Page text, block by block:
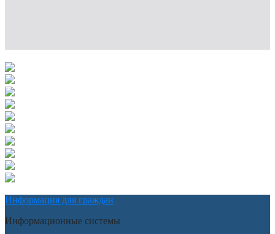
Информация для граждан
Информационные системы